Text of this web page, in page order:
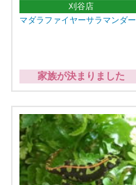
刈谷店
マダラファイヤーサラマンダー
家族が決まりました